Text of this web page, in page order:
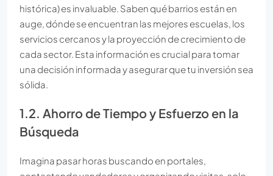
histórica) es invaluable. Saben qué barrios están en
auge, dónde se encuentran las mejores escuelas, los
servicios cercanos y la proyección de crecimiento de
cada sector. Esta información es crucial para tomar
una decisión informada y asegurar que tu inversión sea
sólida.
1.2. Ahorro de Tiempo y Esfuerzo en la
Búsqueda
Imagina pasar horas buscando en portales,